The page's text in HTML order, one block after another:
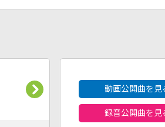
動画公開曲を見
録音公開曲を見